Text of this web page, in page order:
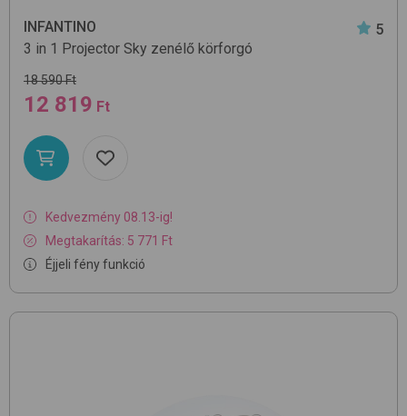
INFANTINO
5
3 in 1 Projector Sky zenélő körforgó
18 590 Ft
12 819 Ft
Kedvezmény 08.13-ig!
Megtakarítás: 5 771 Ft
Éjjeli fény funkció